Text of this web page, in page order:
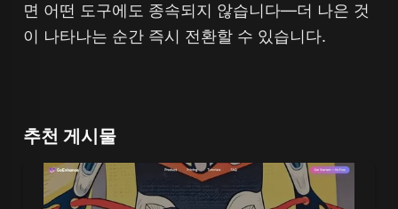
면 어떤 도구에도 종속되지 않습니다—더 나은 것
이 나타나는 순간 즉시 전환할 수 있습니다.
추천 게시물